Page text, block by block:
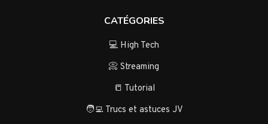
CATÉGORIES
💻 High Tech
📀 Streaming
📒 Tutorial
🧑‍💻 Trucs et astuces JV